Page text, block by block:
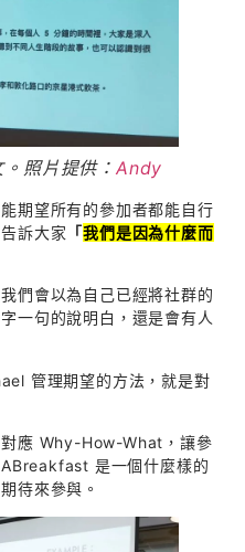
照片提供：Andy
期望所有的參加者都能自行
訴大家 「我們是因為什麼而
們會以為自己已經將社群的
一句的說明白，還是會有人
管理期望的方法，就是對
應 Why-How-What，讓參
是一個什麼樣的
待來參與。